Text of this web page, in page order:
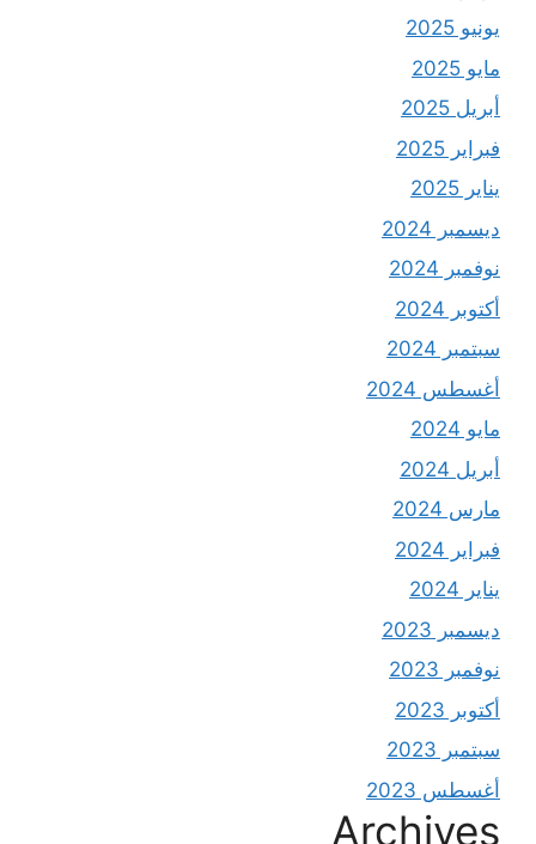
يونيو 2025
مايو 2025
أبريل 2025
فبراير 2025
يناير 2025
ديسمبر 2024
نوفمبر 2024
أكتوبر 2024
سبتمبر 2024
أغسطس 2024
مايو 2024
أبريل 2024
مارس 2024
فبراير 2024
يناير 2024
ديسمبر 2023
نوفمبر 2023
أكتوبر 2023
سبتمبر 2023
أغسطس 2023
Archives